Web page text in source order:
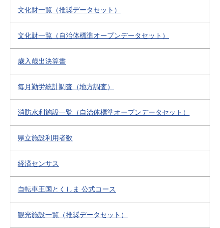
文化財一覧（推奨データセット）
文化財一覧（自治体標準オープンデータセット）
歳入歳出決算書
毎月勤労統計調査（地方調査）
消防水利施設一覧（自治体標準オープンデータセット）
県立施設利用者数
経済センサス
自転車王国とくしま 公式コース
観光施設一覧（推奨データセット）